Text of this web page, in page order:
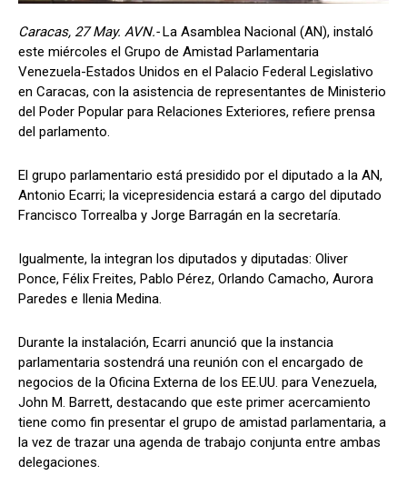
Caracas, 27 May. AVN.-La Asamblea Nacional (AN), instaló
este miércoles el Grupo de Amistad Parlamentaria
Venezuela-Estados Unidos en el Palacio Federal Legislativo
en Caracas, con la asistencia de representantes de Ministerio
del Poder Popular para Relaciones Exteriores, refiere prensa
del parlamento.
El grupo parlamentario está presidido por el diputado a la AN,
Antonio Ecarri; la vicepresidencia estará a cargo del diputado
Francisco Torrealba y Jorge Barragán en la secretaría.
Igualmente, la integran los diputados y diputadas: Oliver
Ponce, Félix Freites, Pablo Pérez, Orlando Camacho, Aurora
Paredes e Ilenia Medina.
Durante la instalación, Ecarri anunció que la instancia
parlamentaria sostendrá una reunión con el encargado de
negocios de la Oficina Externa de los EE.UU. para Venezuela,
John M. Barrett, destacando que este primer acercamiento
tiene como fin presentar el grupo de amistad parlamentaria, a
la vez de trazar una agenda de trabajo conjunta entre ambas
delegaciones.